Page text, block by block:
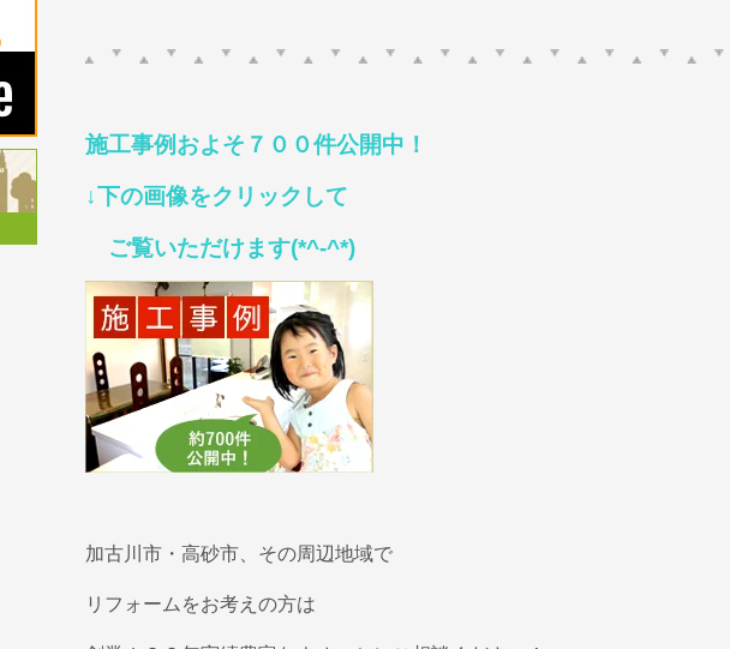
施工事例およそ７００件公開中！
↓下の画像をクリックして
ご覧いただけます(*^-^*)
加古川市・高砂市、その周辺地域で
リフォームをお考えの方は